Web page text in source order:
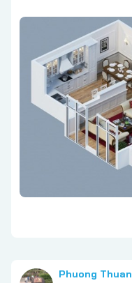
Phuong Thuan